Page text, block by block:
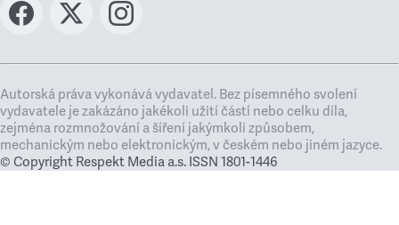
Autorská práva vykonává vydavatel. Bez písemného svolení
vydavatele je zakázáno jakékoli užití částí nebo celku díla,
zejména rozmnožování a šíření jakýmkoli způsobem,
mechanickým nebo elektronickým, v českém nebo jiném jazyce.
© Copyright Respekt Media a.s. ISSN 1801-1446